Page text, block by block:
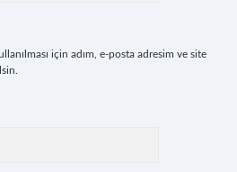
için adım, e-posta adresim ve site